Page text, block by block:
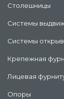
Столешницы
Системы
Системы
Крепежная
Лицевая
Опоры